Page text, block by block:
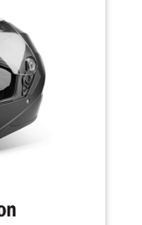
soleil avec la pratique visière
solaire intégrée. Optimisé pour
un confort maximal : Avec un
poids de seulement 1600
grammes et un rembourrage
intérieur lavable, le casque
offre non seulement une
protection, mais aussi un
confort de port agréable.
Système de libération rapide
innovant et préparation
changement rapide permet de
pour des besoins individuels :